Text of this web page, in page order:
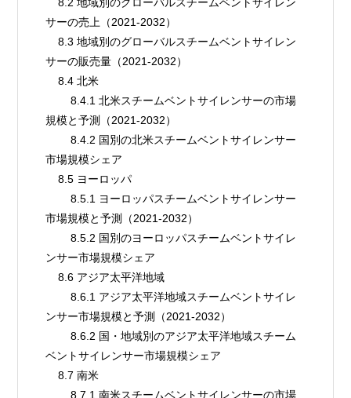
サーの売上（2021-2032）
    8.3 地域別のグローバルスチームベントサイレン
サーの販売量（2021-2032）
    8.4 北米
        8.4.1 北米スチームベントサイレンサーの市場
規模と予測（2021-2032）
        8.4.2 国別の北米スチームベントサイレンサー
市場規模シェア
    8.5 ヨーロッパ
        8.5.1 ヨーロッパスチームベントサイレンサー
市場規模と予測（2021-2032）
        8.5.2 国別のヨーロッパスチームベントサイレ
ンサー市場規模シェア
    8.6 アジア太平洋地域
        8.6.1 アジア太平洋地域スチームベントサイレ
ンサー市場規模と予測（2021-2032）
        8.6.2 国・地域別のアジア太平洋地域スチーム
ベントサイレンサー市場規模シェア
    8.7 南米
        8.7.1 南米スチームベントサイレンサーの市場